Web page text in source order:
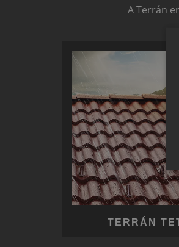
A Terrán
TERRÁN